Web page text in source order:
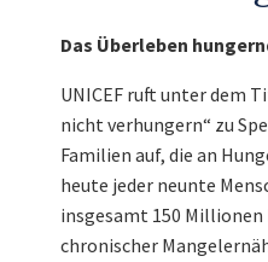
Das Überleben
UNICEF ruft unter dem
nicht verhungern“ zu
Familien auf, die an
heute jeder neunte
insgesamt 150 Millionen
chronischer